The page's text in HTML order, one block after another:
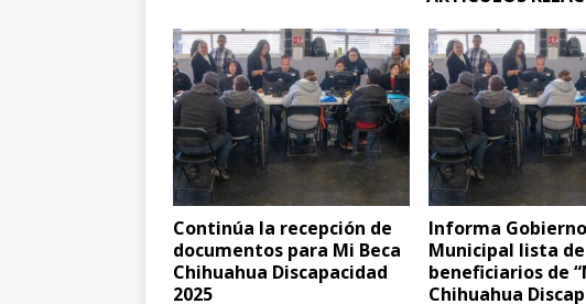
Continúa la recepción de
documentos para Mi Beca
Chihuahua Discapacidad
2025
Informa Gobierno
Municipal lista de
beneficiarios de
Chihuahua